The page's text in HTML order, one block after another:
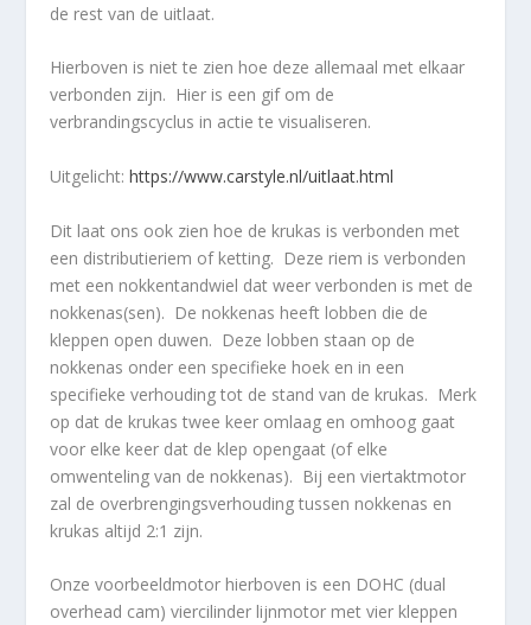
de rest van de uitlaat.
Hierboven is niet te zien hoe deze allemaal met elkaar
verbonden zijn. Hier is een gif om de
verbrandingscyclus in actie te visualiseren.
Uitgelicht:https://www.carstyle.nl/uitlaat.html
Dit laat ons ook zien hoe de krukas is verbonden met
een distributieriem of ketting. Deze riem is verbonden
met een nokkentandwiel dat weer verbonden is met de
nokkenas(sen). De nokkenas heeft lobben die de
kleppen open duwen. Deze lobben staan op de
nokkenas onder een specifieke hoek en in een
specifieke verhouding tot de stand van de krukas. Merk
op dat de krukas twee keer omlaag en omhoog gaat
voor elke keer dat de klep opengaat (of elke
omwenteling van de nokkenas). Bij een viertaktmotor
zal de overbrengingsverhouding tussen nokkenas en
krukas altijd 2:1 zijn.
Onze voorbeeldmotor hierboven is een DOHC (dual
overhead cam) viercilinder lijnmotor met vier kleppen